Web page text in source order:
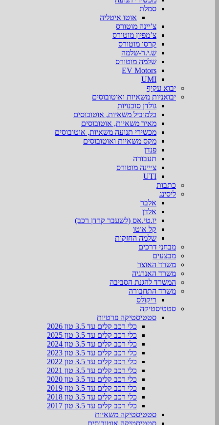
סמלת
אוטו איטליה
צ’יינה מוטורס
צ’מפיון מוטורס
קרסו מוטורס
ש.י.ר-שלמה
שלמה מוטורס
EV Motors
UMI
יבוא עקיף
יבואניות משאיות ואוטובוסים
גולדן סוכנויות
כלמוביל משאיות, אוטובוסים
מאיר משאיות, אוטובוסים
מכשירי תנועה משאיות, אוטובוסים
מקס משאיות ואוטובוסים
פנדן
תעבורה
צ׳יינה מוטורס
UTI
כתבות
ליסינג
אלבר
אלדן
יו.טי.אס (לשעבר קרדן רכב)
קל אוטו
שלמה החזקות
מבחני דרכים
מבצעים
משרד האוצר
משרד האנרגיה
המשרד להגנת הסביבה
משרד התחבורה
ריקולס
סטטיסטיקה
סטטיסטיקה פרטיות
כלי רכב קלים עד 3.5 טון 2026
כלי רכב קלים עד 3.5 טון 2025
כלי רכב קלים עד 3.5 טון 2024
כלי רכב קלים עד 3.5 טון 2023
כלי רכב קלים עד 3.5 טון 2022
כלי רכב קלים עד 3.5 טון 2021
כלי רכב קלים עד 3.5 טון 2020
כלי רכב קלים עד 3.5 טון 2019
כלי רכב קלים עד 3.5 טון 2018
כלי רכב קלים עד 3.5 טון 2017
סטטיסטיקה משאיות
סטטיסטיקה אוטובוסים